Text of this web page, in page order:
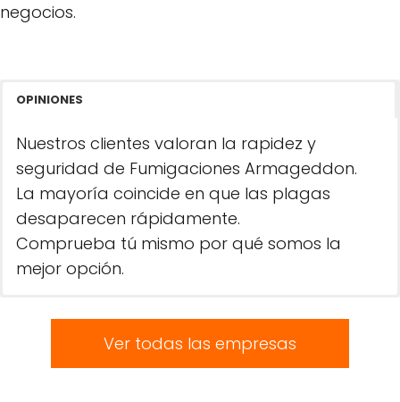
negocios.
OPINIONES
Nuestros clientes valoran la rapidez y
seguridad de Fumigaciones Armageddon.
La mayoría coincide en que las plagas
desaparecen rápidamente.
Comprueba tú mismo por qué somos la
mejor opción.
Ver todas las empresas